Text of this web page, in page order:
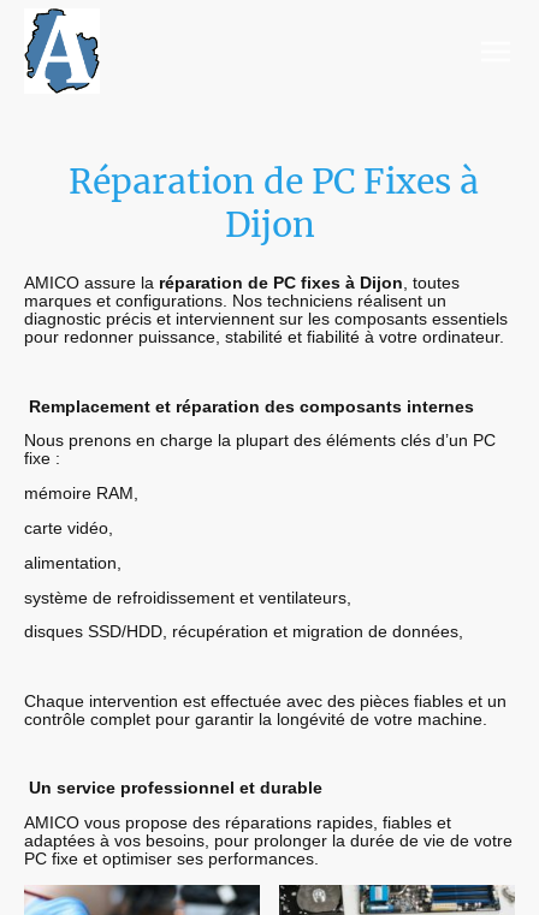
Réparation de PC Fixes à
Dijon
AMICO assure la réparation de PC fixes à Dijon, toutes
marques et configurations. Nos techniciens réalisent un
diagnostic précis et interviennent sur les composants essentiels
pour redonner puissance, stabilité et fiabilité à votre ordinateur.
Remplacement et réparation des composants internes
Nous prenons en charge la plupart des éléments clés d’un PC
fixe :
mémoire RAM,
carte vidéo,
alimentation,
système de refroidissement et ventilateurs,
disques SSD/HDD, récupération et migration de données,
Chaque intervention est effectuée avec des pièces fiables et un
contrôle complet pour garantir la longévité de votre machine.
Un service professionnel et durable
AMICO vous propose des réparations rapides, fiables et
adaptées à vos besoins, pour prolonger la durée de vie de votre
PC fixe et optimiser ses performances.